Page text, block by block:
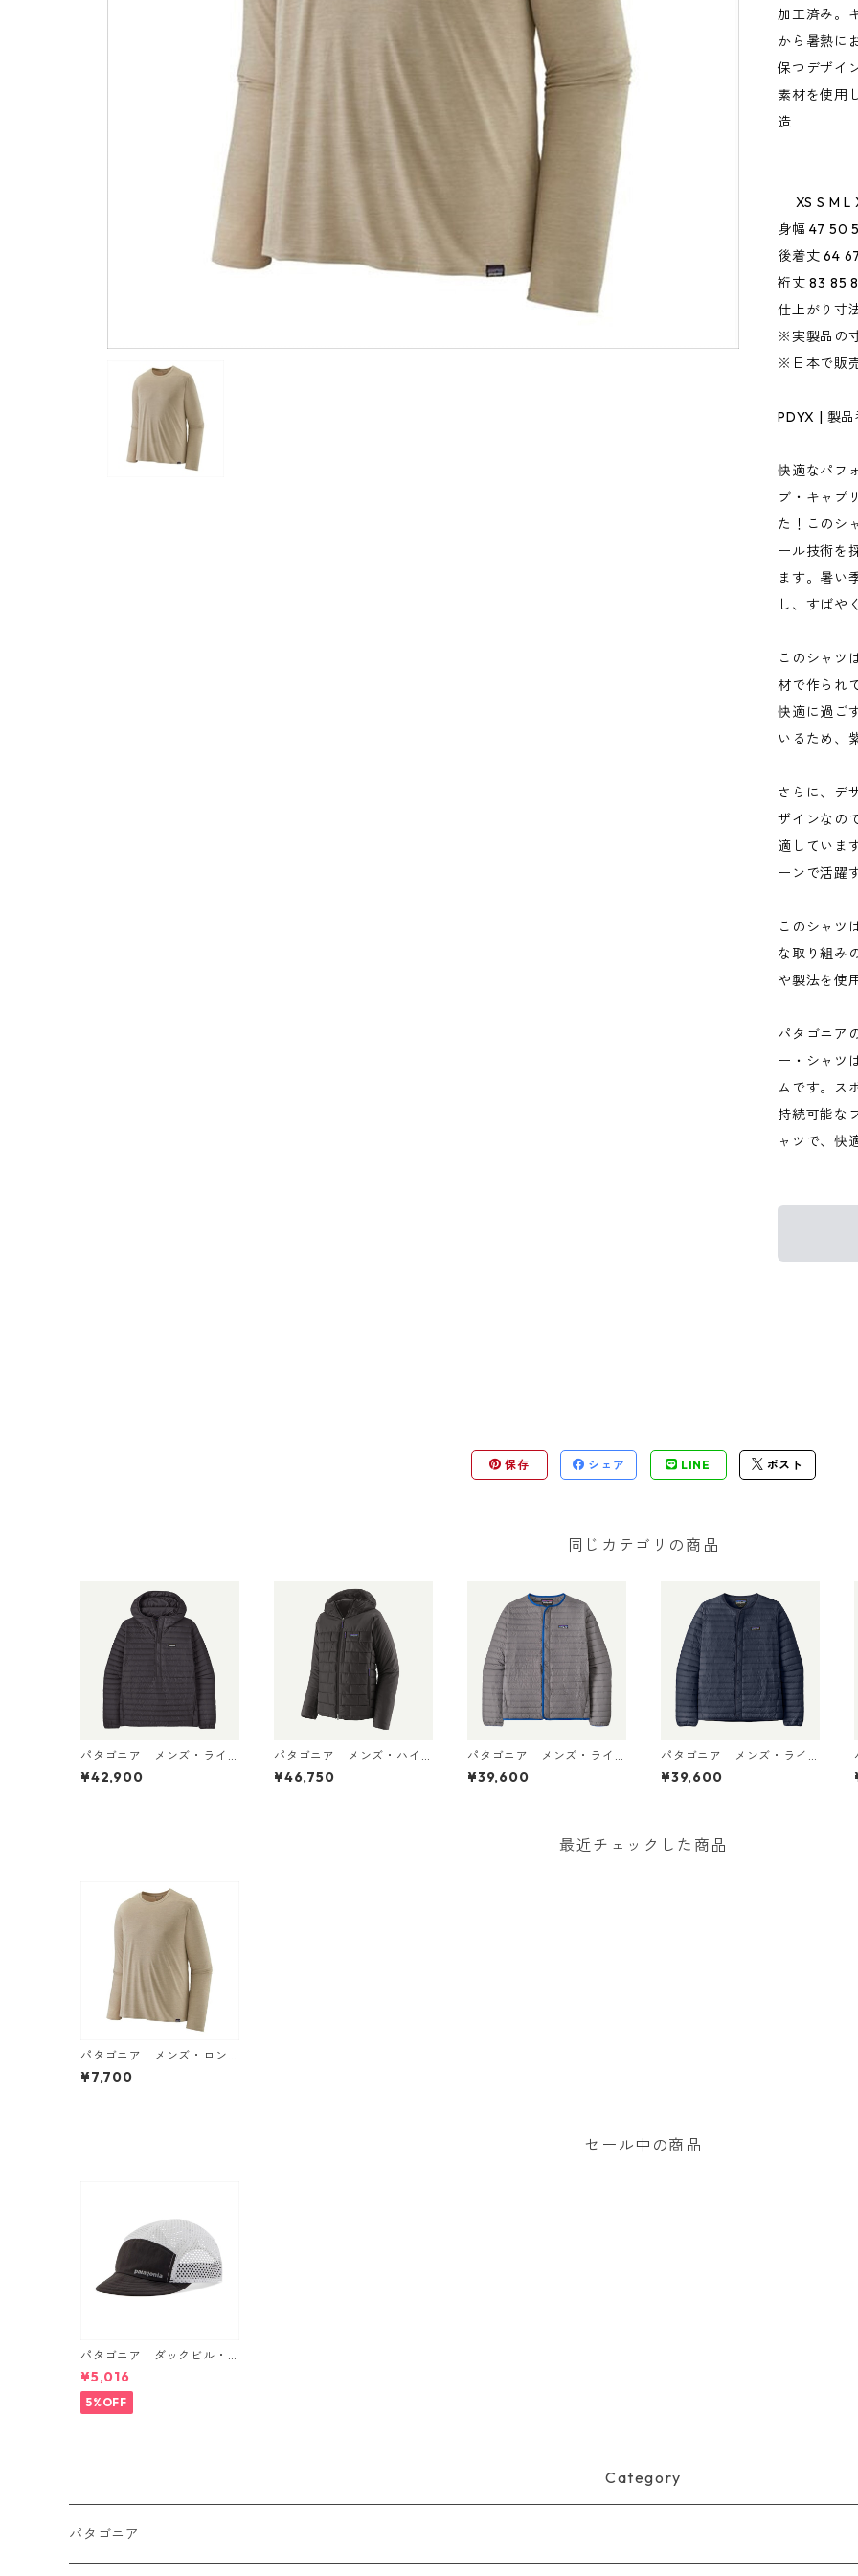
加工済み。
から暑熱に
保つデザイ
素材を使用
造
XS S M L
身幅 47 50
後着丈 64
裄丈 83 85
仕上がり寸
※実製品の
※日本で販
PDYX | 製
快適なパフ
ブ・キャプ
た！このシ
ール技術を
ます。暑い
し、すばや
このシャツ
材で作られ
快適に過ご
いるため、
さらに、デ
ザインなの
適していま
ーンで活躍
このシャツ
な取り組み
や製法を使
パタゴニア
ー・シャツ
ムです。ス
持続可能な
ャツで、快
保存 シェア LINE ポスト
同じカテゴリの商品
パタゴニア メンズ・ライ
トウェイト・ダウン・セー
ター・プルオーバー Black
¥42,900
パタゴニア メンズ・ハイ
ロフト・ナノ・パフ・フー
ディ Black 85395 日本正
¥46,750
パタゴニア メンズ・ライ
トウェイト・ダウン・セー
ター・カーディガン Noble
¥39,600
パタゴニア メンズ・ライ
トウェイト・ダウン・セー
ター・カーディガン New
¥39,600
最近チェックした商品
パタゴニア メンズ・ロン
グスリーブ・キャプリー
ン・クール・デイリー・シ
¥7,700
セール中の商品
パタゴニア ダックビル・
キャップ （カラー Black）
Patagonia Duckbill Cap 日
¥5,016
5%OFF
Category
パタゴニア